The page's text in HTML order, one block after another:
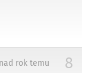
8
rok temu